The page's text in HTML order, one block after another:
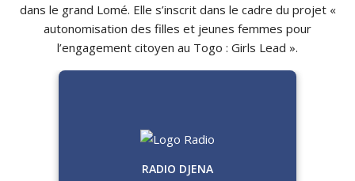
dans le grand Lomé. Elle s’inscrit dans le cadre du projet «
autonomisation des filles et jeunes femmes pour
l’engagement citoyen au Togo : Girls Lead ».
RADIO DJENA